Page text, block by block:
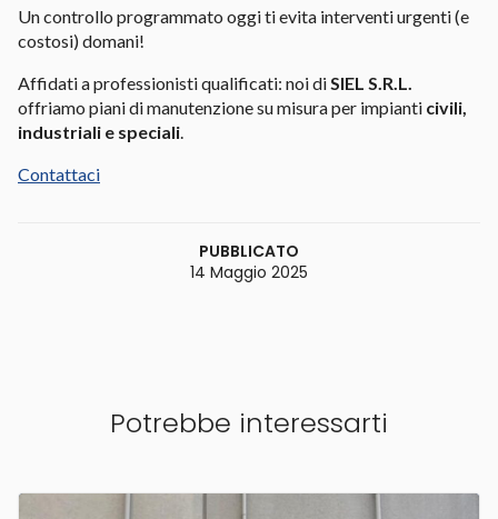
Un controllo programmato oggi ti evita interventi urgenti (e
costosi) domani!
Affidati a professionisti qualificati: noi diSIEL S.R.L.
offriamo piani di manutenzione su misura per impianti civili,
industriali e speciali.
Contattaci
PUBBLICATO
14 Maggio 2025
Potrebbe interessarti